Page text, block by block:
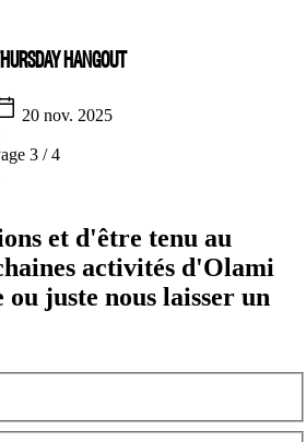
HANGOUT
20 nov. 2025
3 / 4
et d'être tenu au
activités d'Olami
juste nous laisser un